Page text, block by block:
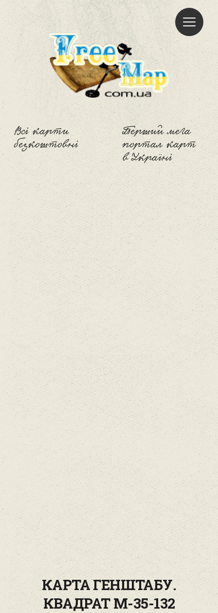
Всі карти
безкоштовні
Freemap
Перший мега
портал карт
в Україні
КАРТА ГЕНШТАБУ.
КВАДРАТ М-35-132